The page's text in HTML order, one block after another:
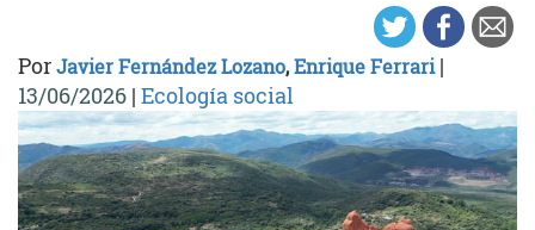
PorJavier Fernández Lozano,Enrique Ferrari|
13/06/2026 | Ecología social